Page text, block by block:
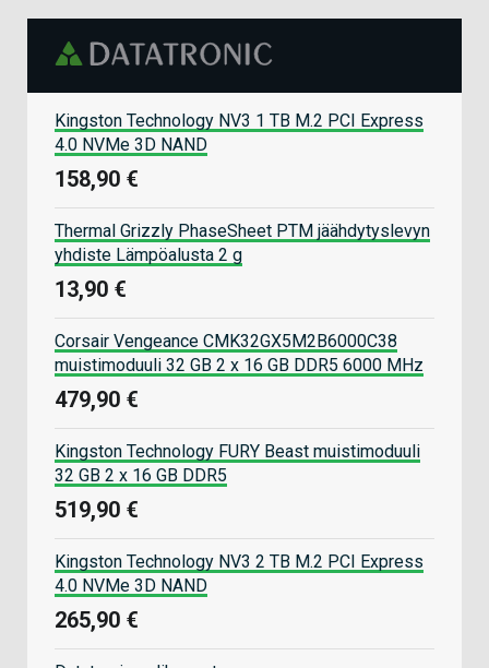
Kingston Technology NV3 1 TB M.2 PCI Express
4.0 NVMe 3D NAND
158,90 €
Thermal Grizzly PhaseSheet PTM jäähdytyslevyn
yhdiste Lämpöalusta 2 g
13,90 €
Corsair Vengeance CMK32GX5M2B6000C38
muistimoduuli 32 GB 2 x 16 GB DDR5 6000 MHz
479,90 €
Kingston Technology FURY Beast muistimoduuli
32 GB 2 x 16 GB DDR5
519,90 €
Kingston Technology NV3 2 TB M.2 PCI Express
4.0 NVMe 3D NAND
265,90 €